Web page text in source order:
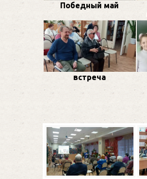
Победный май
встреча